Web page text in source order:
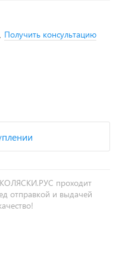
Получить консультацию
проходит
отправкой и выдачей